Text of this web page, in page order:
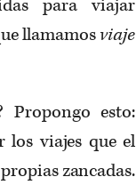
para viajar
llamamosviaje
Propongo esto:
los viajes que el
zancadas.